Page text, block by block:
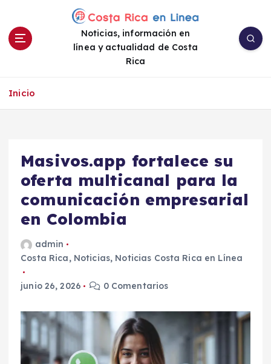
Noticias, información en
línea y actualidad de Costa
Rica
Inicio
Masivos.app fortalece su
oferta multicanal para la
comunicación empresarial
en Colombia
admin
Costa Rica, Noticias, Noticias Costa Rica en Línea
junio 26, 2026 0 Comentarios